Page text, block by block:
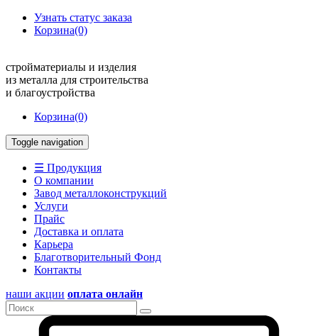
Узнать статус заказа
Корзина(0)
стройматериалы и изделия
из металла для строительства
и благоустройства
Корзина(0)
Toggle navigation
☰ Продукция
О компании
Завод металлоконструкций
Услуги
Прайс
Доставка и оплата
Карьера
Благотворительный Фонд
Контакты
наши акции оплата онлайн